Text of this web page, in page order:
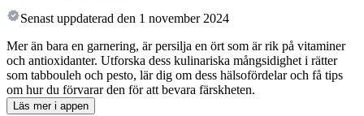
Senast uppdaterad den 1 november 2024
Mer än bara en garnering, är persilja en ört som är rik på vitaminer
och antioxidanter. Utforska dess kulinariska mångsidighet i rätter
som tabbouleh och pesto, lär dig om dess hälsofördelar och få tips
om hur du förvarar den för att bevara färskheten.
Läs mer i appen